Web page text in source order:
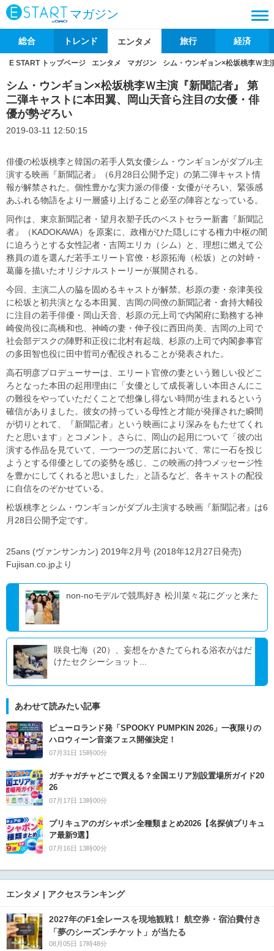
マガジン
総合 トレンド エンタメ 旅行 経済
E START トップページ エンタメ マガジン シム・ウンギョン×松坂桃李Ｗ主
シム・ウンギョン×松坂桃李Ｗ主演『新聞記者』 第
二弾キャストに本田翼、岡山天音ら注目の女優・俳
優が勢ぞろい
2019-03-11 12:50:15
俳優の松坂桃李と韓国の若手人気女優シム・ウンギョンがダブル主
演する映画『新聞記者』（6月28日公開予定）の第二弾キャスト情
報が解禁された。個性豊かな実力派の俳優・女優がそろい、緊張感
あふれる物語をより一層盛り上げること必至の陣容となっている。
同作は、東京新聞記者・望月衣塑子氏のベストセラー新書『新聞記
者』（KADOKAWA）を原案に、政権がひた隠しにする権力中枢の闇
に迫ろうとする女性記者・吉岡エリカ（シム）と、理想に燃えて公
務員の道を選んだ若手エリート官僚・杉原拓海（松坂）との対峙・
葛藤を描いたオリジナルストーリーが展開される。
今回、主演二人の脇を固めるキャストが解禁。杉原の妻・奈津美役
に松坂と初共演となる本田翼、吉岡の同僚の新聞記者・倉持大輔役
に注目の若手俳優・岡山天音、杉原の元上司で内閣府に勤務する神
崎俊尚役に高橋和也、神崎の妻・伸子役に西田尚美、吉岡の上司で
社会部デスクの陣野和正役に北村有起哉、杉原の上司で内閣参事官
の多田智也役に田中哲司が配役されることが発表された。
高石明彦プロデューサーは、エリート官僚の妻という難しい役どこ
ろとなった本田の起用理由に「女優として成長著しい本田さんにこ
の難役をやっていただくことで想像し得ない時間が生まれるという
確信がありました。彼女の持っている母性と才能が発揮された瞬間
が切りとれて、『新聞記者』という映画により深みをもたせてくれ
たと思います」とコメント。さらに、岡山の起用について「彼の出
演する作品を見ていて、一つ一つの芝居において、常に一石を投じ
ようとする俳優としての姿勢を感じ、この映画の持つメッセージ性
を豊かにしてくれると思いました」と語るなど、各キャストの配役
に自信をのぞかせている。
松坂桃李とシム・ウンギョンがダブル主演する映画『新聞記者』は6
月28日公開予定です。
25ans (ヴァンサンカン) 2019年2月号 (2018年12月27日発売)
Fujisan.co.jpより
non-noモデルで競馬好き 松川菜々花にグッと来た
咲良七海（20）、妄想をかきたてられる浴衣がはだ
けたセクシーショット...
あわせて読みたい記事
ピューロランド発「SPOOKY PUMPKIN 2026」一夜限りの
ハロウィーン音楽フェス開催決定！
07月31日 15時00分
ガチャガチャどこで買える？全国エリア別設置場所ガイド20
26
07月17日 13時00分
プリキュアのガシャポン全種類まとめ2026【名探偵プリキュ
ア最新9選】
07月16日 13時00分
エンタメ | アクセスランキング
2027年のF1全レースを現地観戦！ 航空券・宿泊費付き
「夢のシーズンチケット」が当たる
08月05日 17時48分